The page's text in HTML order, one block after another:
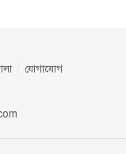
যোগাযোগ